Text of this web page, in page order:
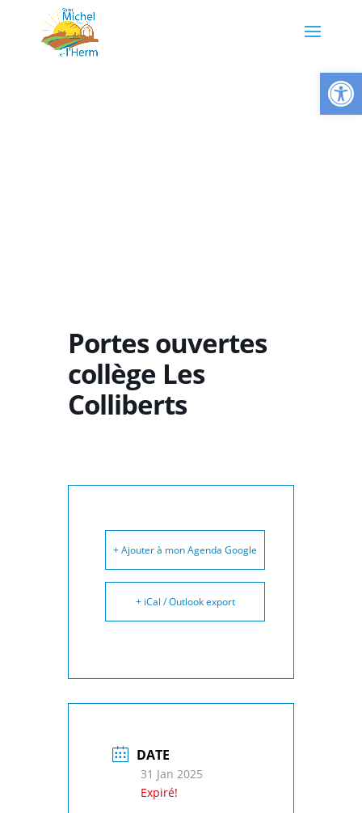
Portes ouvertes
collège Les
Colliberts
+ Ajouter à mon Agenda Google
+ iCal / Outlook export
DATE
31 Jan 2025
Expiré!
Ouvrir